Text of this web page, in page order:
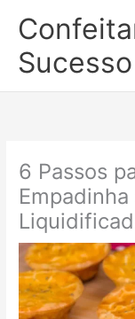
para
conteúdo
Sucesso
6 Passos